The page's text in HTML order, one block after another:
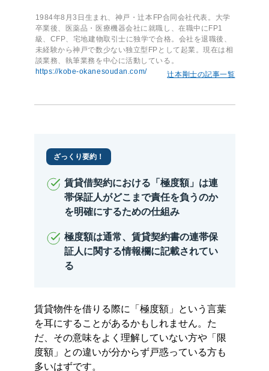
1984年8月3日生まれ、神戸・辻本FP合同会社代表。大学
卒業後、医薬品・医療機器会社に就職し、在職中にFP1
級、CFP、宅地建物取引士に独学で合格。会社を退職後、
未経験から神戸で数少ない独立型FPとして起業。現在は相
談業務、執筆業務を中心に活動している。
https://kobe-okanesoudan.com/
辻本剛士の記事一覧
ざっくり要約！
賃貸借契約における「極度額」は連
帯保証人がどこまで責任を負うのか
を明確にするための仕組み
極度額は通常、賃貸契約書の連帯保
証人に関する情報欄に記載されてい
る
賃貸物件を借りる際に「極度額」という言葉
を耳にすることがあるかもしれません。た
だ、その意味をよく理解していない方や「限
度額」との違いが分からず戸惑っている方も
多いはずです。